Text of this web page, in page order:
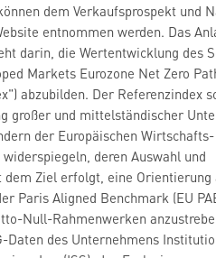
dem Verkaufsprospekt und
entnommen werden. Das
darin, die Wertentwicklung des
Markets Eurozone Net Zero
abzubilden. Der Referenzindex
großer und mittelständischer
der Europäischen
deren Auswahl und
dem Ziel erfolgt, eine Orientierung
Paris Aligned Benchmark (EU
Null-Rahmenwerken
Daten des Unternehmens